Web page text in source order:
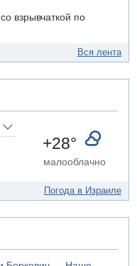
взрывчаткой по
маленьких детей
стену в
в хостеле - Гильбоа
Элиаси
Вся лента
+28°
малооблачно
Погода в Израиле